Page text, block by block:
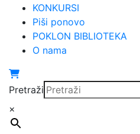
KONKURSI
Piši ponovo
POKLON BIBLIOTEKA
O nama
Pretraži
×